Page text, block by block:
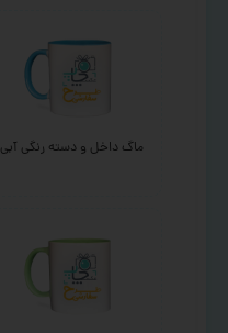
ماگ داخل و دسته رنگی آبی